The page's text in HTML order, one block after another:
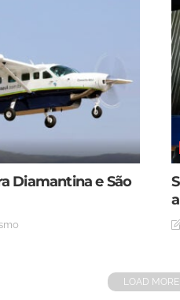
Diamantina e São
LOAD MORE